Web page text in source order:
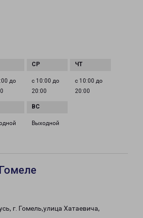
до
с 10:00 до
20:00
с 10:00 до
20:00
Выходной
г. Гомель,улица Хатаевича,